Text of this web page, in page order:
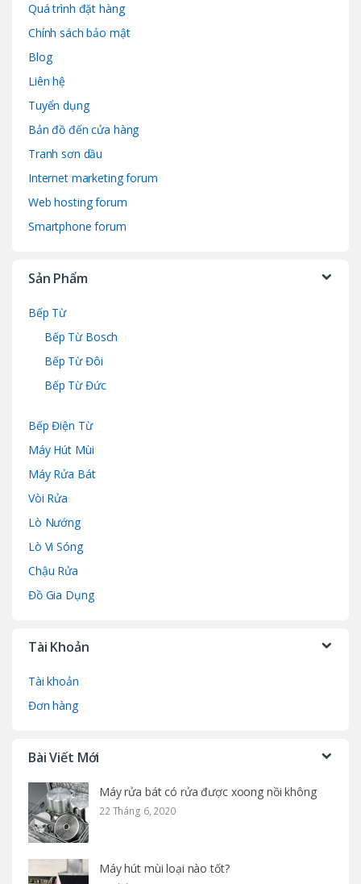
Quá trình đặt hàng
Chính sách bảo mật
Blog
Liên hệ
Tuyển dụng
Bản đồ đến cửa hàng
Tranh sơn dầu
Internet marketing forum
Web hosting forum
Smartphone forum
Sản Phẩm
Bếp Từ
Bếp Từ Bosch
Bếp Từ Đôi
Bếp Từ Đức
Bếp Điện Từ
Máy Hút Mùi
Máy Rửa Bát
Vòi Rửa
Lò Nướng
Lò Vi Sóng
Chậu Rửa
Đồ Gia Dụng
Tài Khoản
Tài khoản
Đơn hàng
Bài Viết Mới
Máy rửa bát có rửa được xoong nồi không
22 Tháng 6, 2020
Máy hút mùi loại nào tốt?